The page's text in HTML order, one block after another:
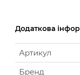
Додаткова
Артикул
Бренд